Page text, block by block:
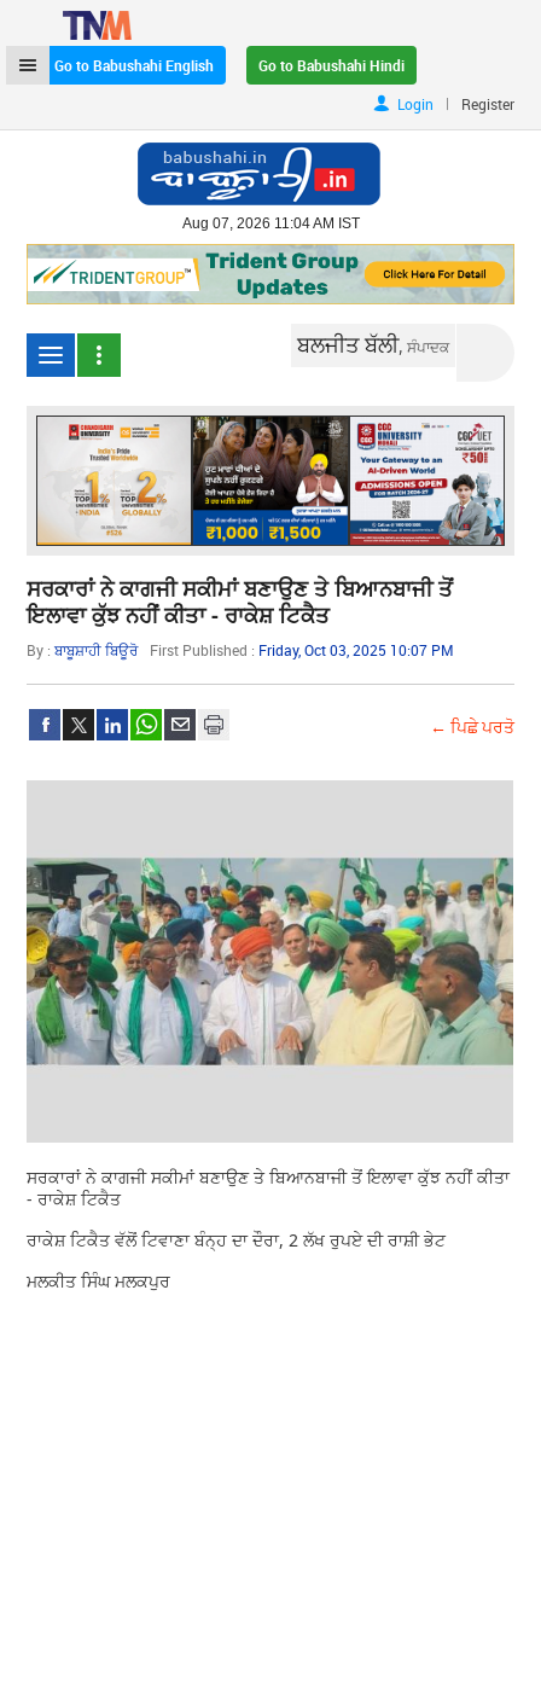
Go to Babushahi English
Go to Babushahi Hindi
Login
| Register
Aug 07, 2026 11:04 AM IST
ਬਲਜੀਤ ਬੱਲੀ,ਸੰਪਾਦਕ
ਸਰਕਾਰਾਂ ਨੇ ਕਾਗਜੀ ਸਕੀਮਾਂ ਬਣਾਉਣ ਤੇ ਬਿਆਨਬਾਜੀ ਤੋਂ
ਇਲਾਵਾ ਕੁੱਝ ਨਹੀਂ ਕੀਤਾ - ਰਾਕੇਸ਼ ਟਿਕੈਤ
By :ਬਾਬੂਸ਼ਾਹੀ ਬਿਊਰੋ First Published : Friday, Oct 03, 2025 10:07 PM
← ਪਿਛੇ ਪਰਤੋ
ਸਰਕਾਰਾਂ ਨੇ ਕਾਗਜੀ ਸਕੀਮਾਂ ਬਣਾਉਣ ਤੇ ਬਿਆਨਬਾਜੀ ਤੋਂ ਇਲਾਵਾ ਕੁੱਝ ਨਹੀਂ ਕੀਤਾ
- ਰਾਕੇਸ਼ ਟਿਕੈਤ
ਰਾਕੇਸ਼ ਟਿਕੈਤ ਵੱਲੋਂ ਟਿਵਾਣਾ ਬੰਨ੍ਹ ਦਾ ਦੌਰਾ, 2 ਲੱਖ ਰੁਪਏ ਦੀ ਰਾਸ਼ੀ ਭੇਟ
ਮਲਕੀਤ ਸਿੰਘ ਮਲਕਪੁਰ